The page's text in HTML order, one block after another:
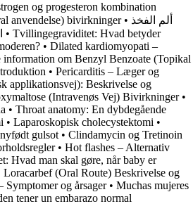
og progesteron kombination
anvendelse) bivirkninger• ألم الفخذ
• Tvillingegraviditet: Hvad betyder
• Dilated kardiomyopati –
information om Benzyl Benzoate (Topikal
• Pericarditis – Læger og
applikationsvej): Beskrivelse og
(Intravenøs Vej) Bivirkninger•
• Throat anatomy: En dybdegående
• Laparoskopisk cholecystektomi •
gulsot • Clindamycin og Tretinoin
• Hot flashes – Alternativ
Hvad man skal gøre, når baby er
Loracarbef (Oral Route) Beskrivelse og
Symptomer og årsager• Muchas mujeres
tener un embarazo normal